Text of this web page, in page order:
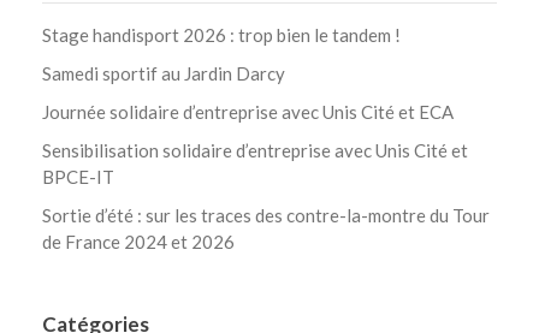
Stage handisport 2026 : trop bien le tandem !
Samedi sportif au Jardin Darcy
Journée solidaire d’entreprise avec Unis Cité et ECA
Sensibilisation solidaire d’entreprise avec Unis Cité et
BPCE-IT
Sortie d’été : sur les traces des contre-la-montre du Tour
de France 2024 et 2026
Catégories